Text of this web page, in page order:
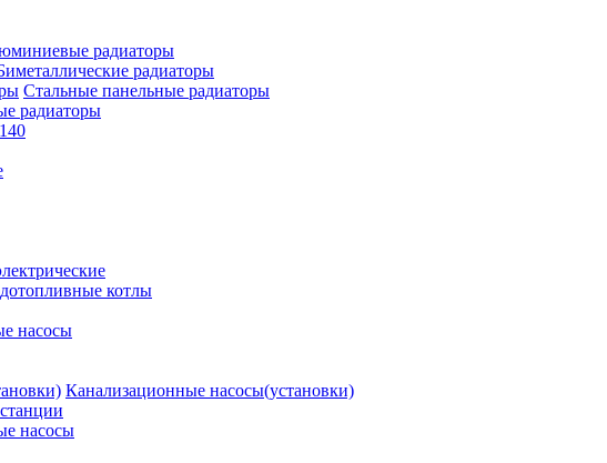
радиаторы
радиаторы
Стальные панельные радиаторы
радиаторы
котлы
насосы
Канализационные насосы(установки)
насосы